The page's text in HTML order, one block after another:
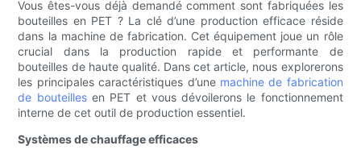
Vous êtes-vous déjà demandé comment sont fabriquées les
bouteilles en PET ? La clé d’une production efficace réside
dans la machine de fabrication. Cet équipement joue un rôle
crucial dans la production rapide et performante de
bouteilles de haute qualité. Dans cet article, nous explorerons
les principales caractéristiques d’une machine de fabrication
de bouteillesen PET et vous dévoilerons le fonctionnement
interne de cet outil de production essentiel.
Systèmes de chauffage efficaces